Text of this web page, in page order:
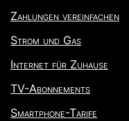
Zahlungen vereinfachen
Strom und Gas
Internet für Zuhause
TV-Abonnements
Smartphone-Tarife